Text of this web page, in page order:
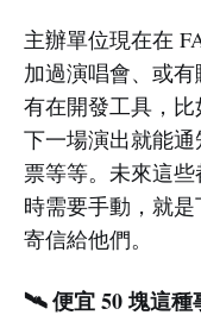
主辦單位現在在
加過演唱會、或
有在開發工具，比
下一場演出就能
票等等。未來這
時需要手動，就
寄信給他們。
🛰️ 便宜 50 塊這種